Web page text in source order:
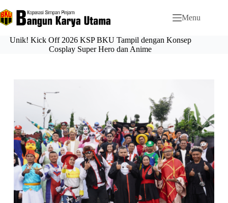
Menu
Unik! Kick Off 2026 KSP BKU Tampil dengan Konsep
Cosplay Super Hero dan Anime